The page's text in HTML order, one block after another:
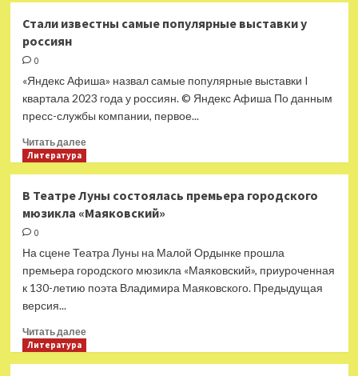
и
сезон
городе»
выйдет
июне
Стали известны самые популярные выставки у
россиян
0
«Яндекс Афиша» назвал самые популярные выставки I
квартала 2023 года у россиян. © Яндекс Афиша По данным
пресс-службы компании, первое...
Читать далееПрочитать
известны
самые
выставки
россиян
Литература
В Театре Луны состоялась премьера городского
мюзикла «Маяковский»
0
На сцене Театра Луны на Малой Ордынке прошла
премьера городского мюзикла «Маяковский», приуроченная
к 130-летию поэта Владимира Маяковского. Предыдущая
версия...
Читать далееПрочитать
Литература